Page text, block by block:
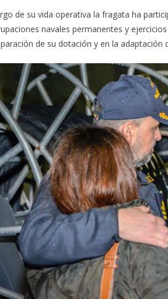
de su vida operativa la fragata ha
navales permanentes y
de su dotación y en la